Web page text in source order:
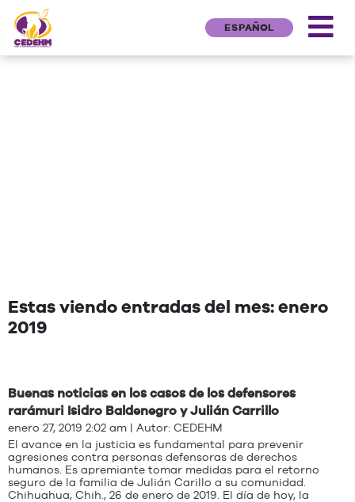
ESPAÑOL
Estas viendo entradas del mes: enero
2019
Buenas noticias en los casos de los defensores
rarámuri Isidro Baldenegro y Julián Carrillo
enero 27, 2019 2:02 am | Autor: CEDEHM
El avance en la justicia es fundamental para prevenir
agresiones contra personas defensoras de derechos
humanos. Es apremiante tomar medidas para el retorno
seguro de la familia de Julián Carillo a su comunidad.
Chihuahua, Chih., 26 de enero de 2019. El día de hoy, la